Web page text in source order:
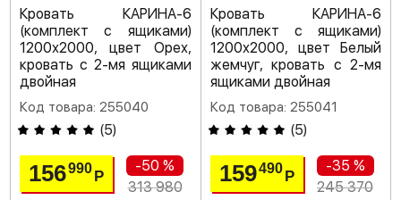
Кровать КАРИНА-6
(комплект с ящиками)
1200х2000, цвет Орех,
кровать с 2-мя ящиками
двойная
Код товара: 255040
(5)
156990Р
-50 %
313 980
Кровать КАРИНА-6
(комплект с ящиками)
1200х2000, цвет Белый
жемчуг, кровать с 2-мя
ящиками двойная
Код товара: 255041
(5)
159490 Р
-35 %
245 370